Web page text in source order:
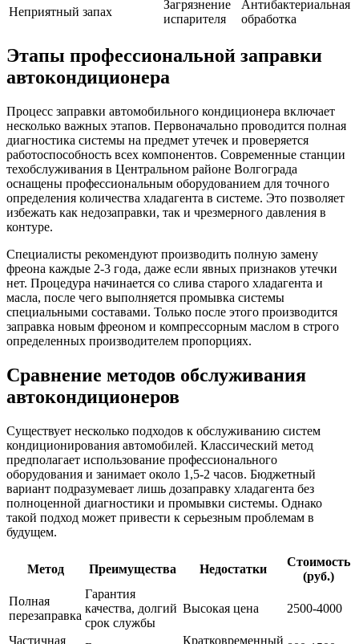
Неприятный запах
Загрязнение
испарителя
Антибактериальная
обработка
Этапы профессиональной заправки
автокондиционера
Процесс заправки автомобильного кондиционера включает
несколько важных этапов. Первоначально проводится полная
диагностика системы на предмет утечек и проверяется
работоспособность всех компонентов. Современные станции
техобслуживания в Центральном районе Волгограда
оснащены профессиональным оборудованием для точного
определения количества хладагента в системе. Это позволяет
избежать как недозаправки, так и чрезмерного давления в
контуре.
Специалисты рекомендуют производить полную замену
фреона каждые 2-3 года, даже если явных признаков утечки
нет. Процедура начинается со слива старого хладагента и
масла, после чего выполняется промывка системы
специальными составами. Только после этого производится
заправка новым фреоном и компрессорным маслом в строго
определенных производителем пропорциях.
Сравнение методов обслуживания
автокондиционеров
Существует несколько подходов к обслуживанию систем
кондиционирования автомобилей. Классический метод
предполагает использование профессионального
оборудования и занимает около 1,5-2 часов. Бюджетный
вариант подразумевает лишь дозаправку хладагента без
полноценной диагностики и промывки системы. Однако
такой подход может привести к серьезным проблемам в
будущем.
Метод Преимущества Недостатки
Стоимость
(руб.)
Полная
перезаправка
Гарантия
качества, долгий
срок службы
Высокая цена 2500-4000
Частичная Кратковременный